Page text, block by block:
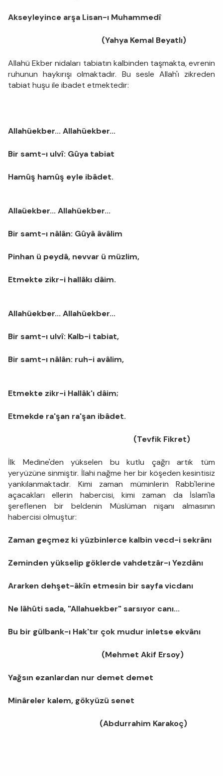
Akseyleyince arşa Lisan-ı Muhammedî
(Yahya Kemal Beyatlı)
Allahü Ekber nidaları tabiatın kalbinden taşmakta, evrenin
ruhunun haykırışı olmaktadır. Bu sesle Allah'ı zikreden
tabiat huşu ile ibadet etmektedir:
Allahüekber... Allahüekber...
Bir samt-ı ulvî: Gûya tabiat
Hamûş hamûş eyle ibâdet.
Allaüekber... Allahüekber...
Bir samt-ı nâlân: Gûyâ âvâlim
Pinhan ü peydâ, nevvar ü müzlim,
Etmekte zikr-i hallâkı dâim.
Allahüekber... Allahüekber...
Bir samt-ı ulvî: Kalb-i tabiat,
Bir samt-ı nâlân: ruh-i avâlim,
Etmekte zikr-i Hallâk'ı dâim;
Etmekde ra'şan ra'şan ibâdet.
(Tevfik Fikret)
İlk Medine'den yükselen bu kutlu çağrı artık tüm
yeryüzüne sinmiştir. İlahi nağme her bir köşeden kesintisiz
yankılanmaktadır. Kimi zaman müminlerin Rabb'lerine
açacakları ellerin habercisi, kimi zaman da İslam'la
şereflenen bir beldenin Müslüman nişanı almasının
habercisi olmuştur:
Zaman geçmez ki yüzbinlerce kalbin vecd-i sekrânı
Zeminden yükselip göklerde vahdetzâr-ı Yezdânı
Ararken dehşet-âkîn etmesin bir sayfa vicdanı
Ne lâhûti sada, "Allahuekber" sarsıyor canı...
Bu bir gülbank-ı Hak'tır çok mudur inletse ekvânı
(Mehmet Akif Ersoy)
Yağsın ezanlardan nur demet demet
Minâreler kalem, gökyüzü senet
(Abdurrahim Karakoç)